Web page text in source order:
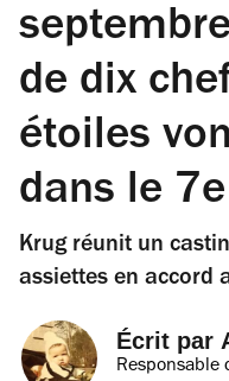
de dix
étoiles
dans le 7e
Krug réunit un
assiettes en accord
Écrit par
Responsable